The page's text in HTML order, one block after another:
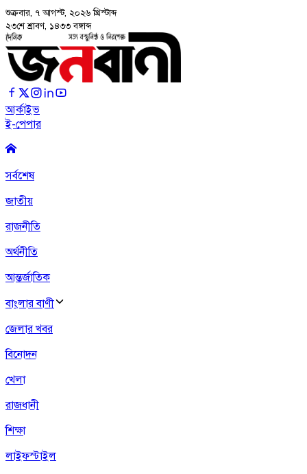
শুক্রবার, ৭ আগস্ট, ২০২৬ খ্রিস্টাব্দ
২৩শে শ্রাবণ, ১৪৩৩ বঙ্গাব্দ
আর্কাইভ
ই-পেপার
সর্বশেষ
জাতীয়
রাজনীতি
অর্থনীতি
আন্তর্জাতিক
বাংলার বাণী
জেলার খবর
বিনোদন
খেলা
রাজধানী
শিক্ষা
লাইফস্টাইল